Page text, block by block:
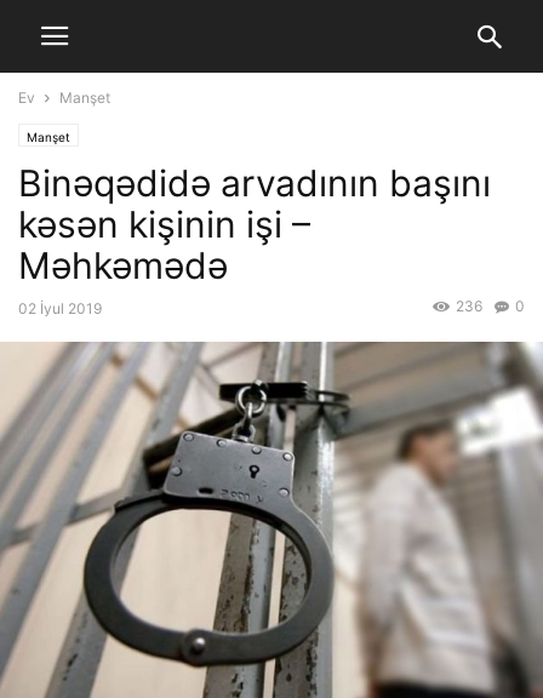
Ev Manşet
Manşet
Binəqədidə arvadının başını
kəsən kişinin işi –
Məhkəmədə
02 İyul 2019 0
236